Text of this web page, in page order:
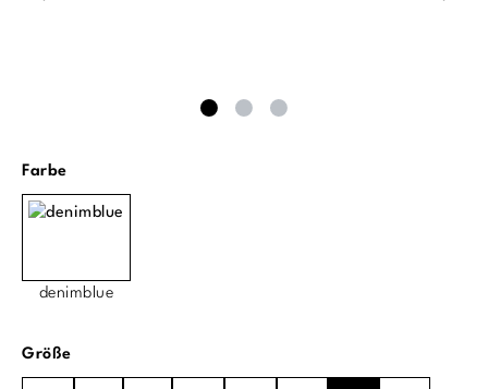
Farbeauswählen
denimblue
Größeauswählen